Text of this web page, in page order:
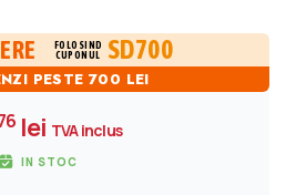
FOLOSIND
CUPONUL
SD700
PESTE 700 LEI
lei TVA inclus
IN STOC